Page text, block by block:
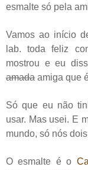
esmalte só pela
Vamos ao início
lab. toda feliz
mostrou e eu
amada amiga que
Só que eu não
usar. Mas usei. E
mundo, só nós
O esmalte é o